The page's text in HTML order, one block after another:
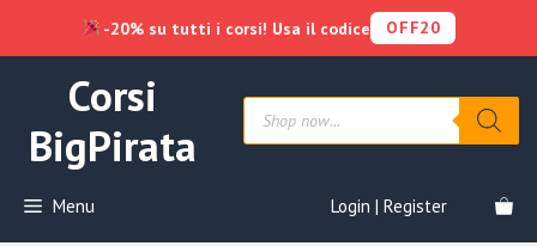
contenuto
Corsi
BigPirata
Products
search
Menu Login | Register
-20% su tutti i corsi! Usa il codice OFF20